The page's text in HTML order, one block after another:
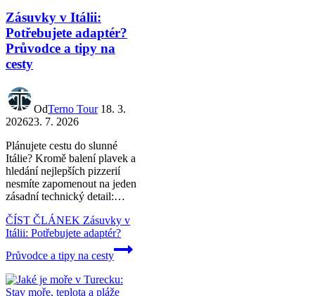
Zásuvky v Itálii:
Potřebujete adaptér?
Průvodce a tipy na
cesty
OdTerno Tour 18. 3.
202623. 7. 2026
Plánujete cestu do slunné
Itálie? Kromě balení plavek a
hledání nejlepších pizzerií
nesmíte zapomenout na jeden
zásadní technický detail:…
ČÍST ČLÁNEK Zásuvky v
Itálii: Potřebujete adaptér?
Průvodce a tipy na cesty